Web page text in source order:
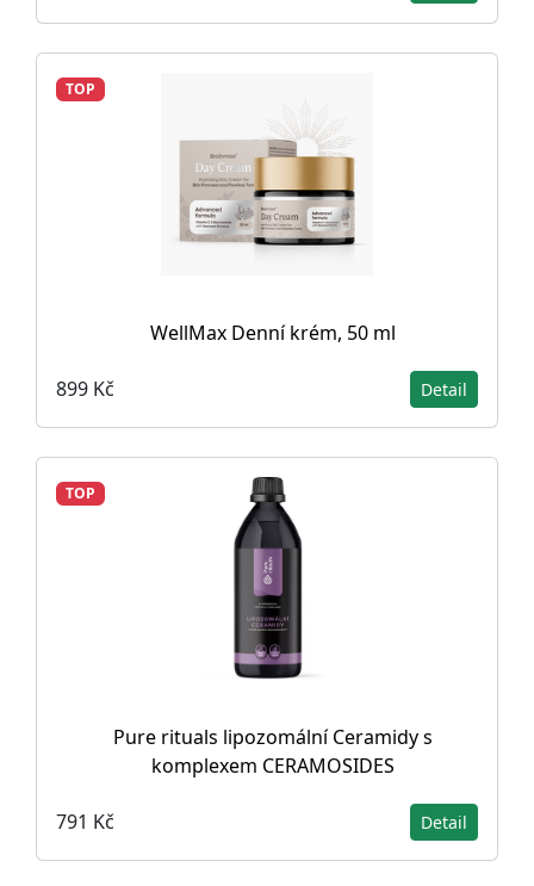
TOP
WellMax Denní krém, 50 ml
899 Kč Detail
TOP
Pure rituals lipozomální Ceramidy s
komplexem CERAMOSIDES
791 Kč Detail